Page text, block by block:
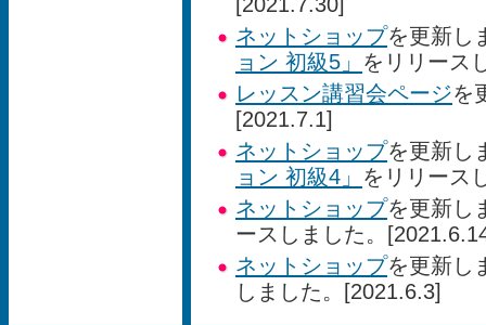
ネットショップを更新し
ョン 初級5」 をリリース
レッスン講習会ページを
[2021.7.1]
ネットショップを更新し
ョン 初級4」 をリリース
ネットショップを更新し
ースしました。
ネットショップを更新し
しました。[2021.6.3]